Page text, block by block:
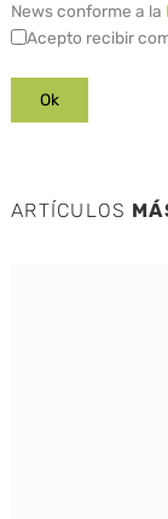
News conforme a la
Acepto recibir
ARTÍCULOS